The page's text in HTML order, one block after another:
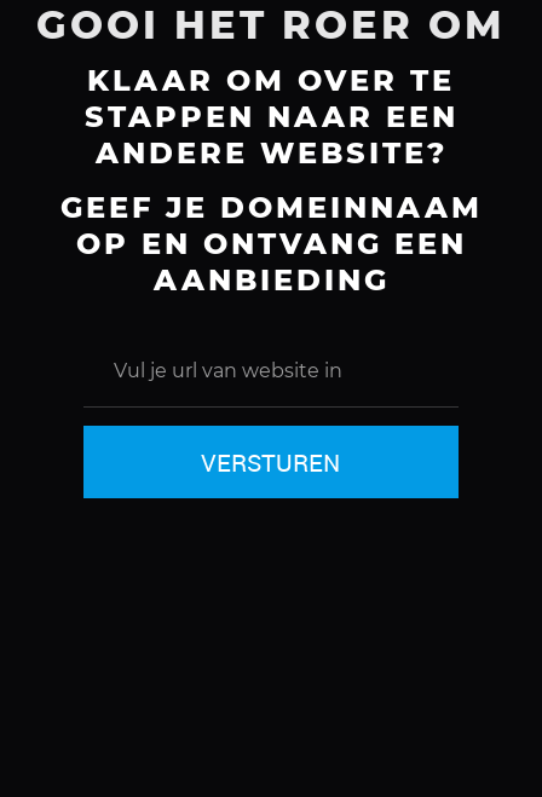
GOOI HET ROER OM
KLAAR OM OVER TE
STAPPEN NAAR EEN
ANDERE WEBSITE?
GEEF JE DOMEINNAAM
OP EN ONTVANG EEN
AANBIEDING
VERSTUREN